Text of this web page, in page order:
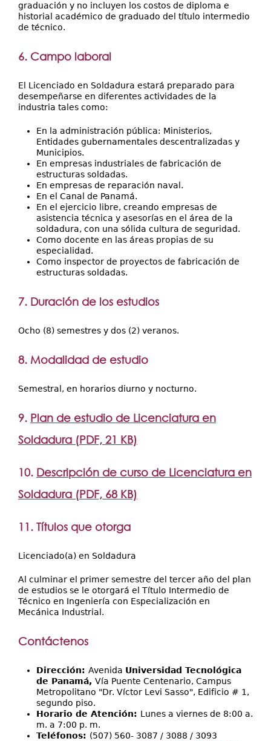
graduación y no incluyen los costos de diploma e
historial académico de graduado del título intermedio
de técnico.
6. Campo laboral
El Licenciado en Soldadura estará preparado para
desempeñarse en diferentes actividades de la
industria tales como:
En la administración pública: Ministerios,
Entidades gubernamentales descentralizadas y
Municipios.
En empresas industriales de fabricación de
estructuras soldadas.
En empresas de reparación naval.
En el Canal de Panamá.
En el ejercicio libre, creando empresas de
asistencia técnica y asesorías en el área de la
soldadura, con una sólida cultura de seguridad.
Como docente en las áreas propias de su
especialidad.
Como inspector de proyectos de fabricación de
estructuras soldadas.
7. Duración de los estudios
Ocho (8) semestres y dos (2) veranos.
8. Modalidad de estudio
Semestral, en horarios diurno y nocturno.
9. Plan de estudio de Licenciatura en
Soldadura (PDF, 21 KB)
10. Descripción de curso de Licenciatura en
Soldadura (PDF, 68 KB)
11. Títulos que otorga
Licenciado(a) en Soldadura
Al culminar el primer semestre del tercer año del plan
de estudios se le otorgará el Título Intermedio de
Técnico en Ingeniería con Especialización en
Mecánica Industrial.
Contáctenos
Dirección: Avenida Universidad Tecnológica
de Panamá, Vía Puente Centenario, Campus
Metropolitano "Dr. Víctor Levi Sasso", Edificio # 1,
segundo piso.
Horario de Atención: Lunes a viernes de 8:00 a.
m. a 7:00 p. m.
Teléfonos: (507) 560- 3087 / 3088 / 3093